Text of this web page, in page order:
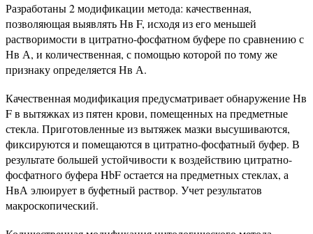
Разработаны 2 модификации метода: качественная,
позволяющая выявлять Нв F, исходя из его меньшей
растворимости в цитратно-фосфатном буфере по сравнению с
Нв А, и количественная, с помощью которой по тому же
признаку определяется Нв А.
Качественная модификация предусматривает обнаружение Нв
F в вытяжках из пятен крови, помещенных на предметные
стекла. Приготовленные из вытяжек мазки высушиваются,
фиксируются и помещаются в цитратно-фосфатный буфер. В
результате большей устойчивости к воздействию цитратно-
фосфатного буфера HbF остается на предметных стеклах, а
НвА элюирует в буфетный раствор. Учет результатов
макроскопический.